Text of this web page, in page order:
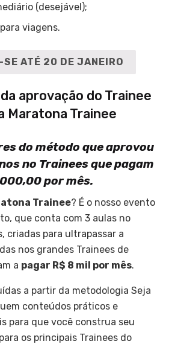
(desejável);
viagens.
SE ATÉ 20 DE JANEIRO
aprovação do Trainee
Maratona Trainee
do método que aprovou
no Trainees que pagam
por mês.
Trainee? É o nosso evento
que conta com 3 aulas no
criadas para ultrapassar a
nos grandes Trainees de
a pagar R$ 8 mil por mês.
a partir da metodologia Seja
conteúdos práticos e
para que você construa seu
os principais Trainees do